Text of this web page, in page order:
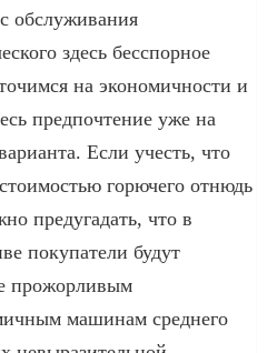
обслуживания
здесь бесспорное
на экономичности и
предпочтение уже на
Если учесть, что
горючего отнюдь
предугадать, что в
покупатели будут
прожорливым
машинам среднего